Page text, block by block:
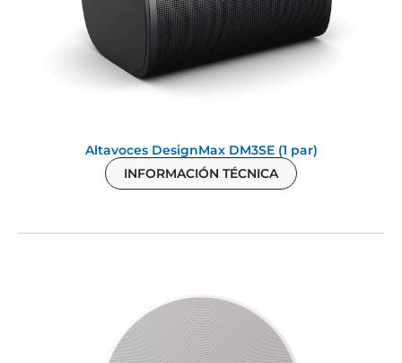
Altavoces DesignMax DM3SE (1 par)
INFORMACIÓN TÉCNICA